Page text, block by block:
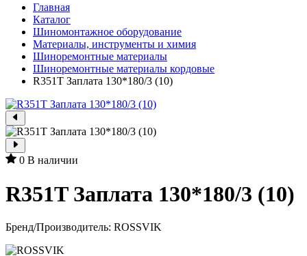
Главная
Каталог
Шиномонтажное оборудование
Материалы, инструменты и химия
Шиноремонтные материалы
Шиноремонтные материалы кордовые
R351T Заплата 130*180/3 (10)
0 В наличии
R351T Заплата 130*180/3 (10)
Бренд/Производитель: ROSSVIK